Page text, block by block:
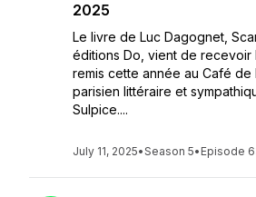
2025
Le livre de Luc Dagognet,
éditions Do, vient de recevoir
remis cette année au Café de
parisien littéraire et
Sulpice....
July 11, 2025•Season 5• Episode